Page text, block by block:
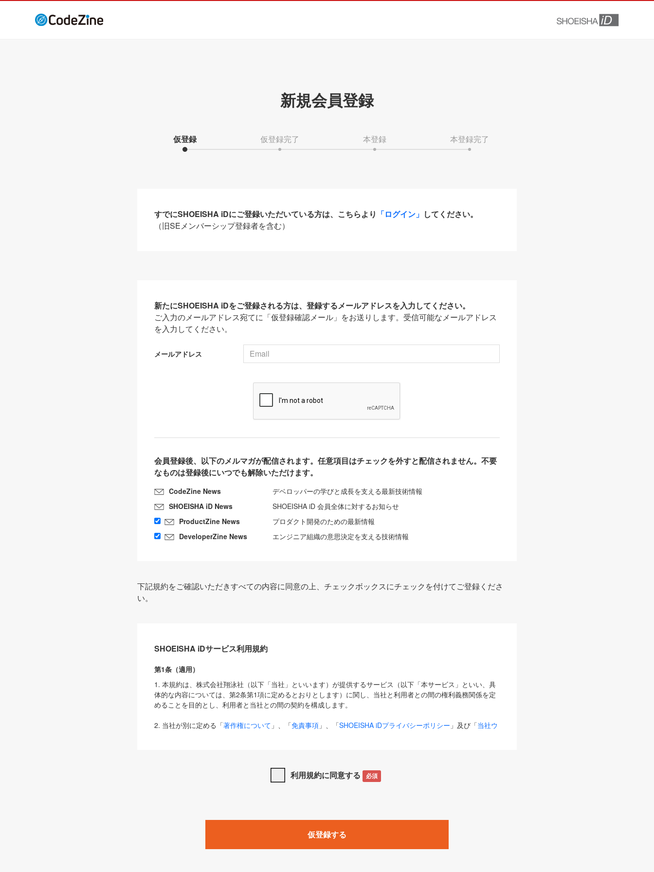
新規会員登録
仮登録 仮登録完了 本登録 本登録完了
すでにSHOEISHA iDにご登録いただいている方は、こちらより 「ログイン」 してください。
（旧SEメンバーシップ登録者を含む）
新たにSHOEISHA iDをご登録される方は、登録するメールアドレスを入力してください。
ご入力のメールアドレス宛てに「仮登録確認メール」をお送りします。受信可能なメールアドレス
を入力してください。
メールアドレス
会員登録後、以下のメルマガが配信されます。任意項目はチェックを外すと配信されません。不要
なものは登録後にいつでも解除いただけます。
CodeZine News
デベロッパーの学びと成長を支える最新技術情報
SHOEISHA iD News
SHOEISHA iD 会員全体に対するお知らせ
ProductZine News
プロダクト開発のための最新情報
DeveloperZine News
エンジニア組織の意思決定を支える技術情報
下記規約をご確認いただきすべての内容に同意の上、チェックボックスにチェックを付けてご登録くださ
い。
SHOEISHA iDサービス利用規約
第1条（適用）
1. 本規約は、株式会社翔泳社（以下「当社」といいます）が提供するサービス（以下「本サービス」といい、具
体的な内容については、第2条第1項に定めるとおりとします）に関し、当社と利用者との間の権利義務関係を定
めることを目的とし、利用者と当社との間の契約を構成します。
2. 当社が別に定める「著作権について 」、「免責事項 」、「SHOEISHA iDプライバシーポリシー 」及び「当社ウ
は、本規約の規定が優先して適用されるものとします。
1. 「本サービス」とは、当社が提供する以下のサービス（名称や内容が変更された場合、変更後のサービスを含
みます）及びこれらサービスに関連して当社が実施するイベントやキャンペーンをいいます。
「SEBook」「SEShop」「CodeZine」「MarkeZine」「EnterpriseZine」「ECzine」「Biz/Zine」「HRzine」
利用規約に同意する 必須
仮登録する